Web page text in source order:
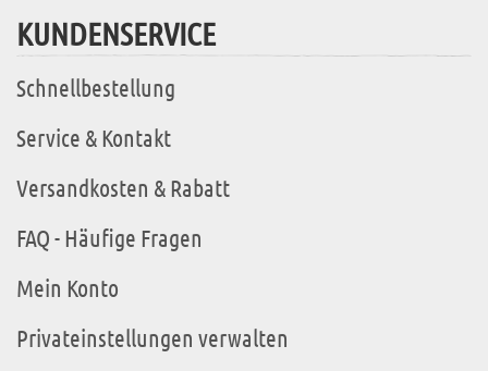
KUNDENSERVICE
Schnellbestellung
Service & Kontakt
Versandkosten & Rabatt
FAQ - Häufige Fragen
Mein Konto
Privateinstellungen verwalten